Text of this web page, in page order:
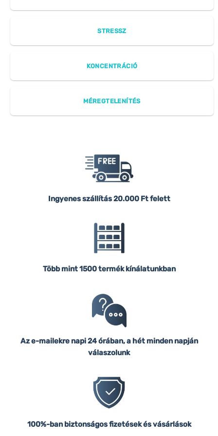
STRESSZ
KONCENTRÁCIÓ
MÉREGTELENÍTÉS
Ingyenes szállítás20.000 Ft felett
Több mint 1500 termék kínálatunkban
Az e-mailekre napi 24 órában, a hét minden napján
válaszolunk
100%-ban biztonságos fizetések és vásárlások